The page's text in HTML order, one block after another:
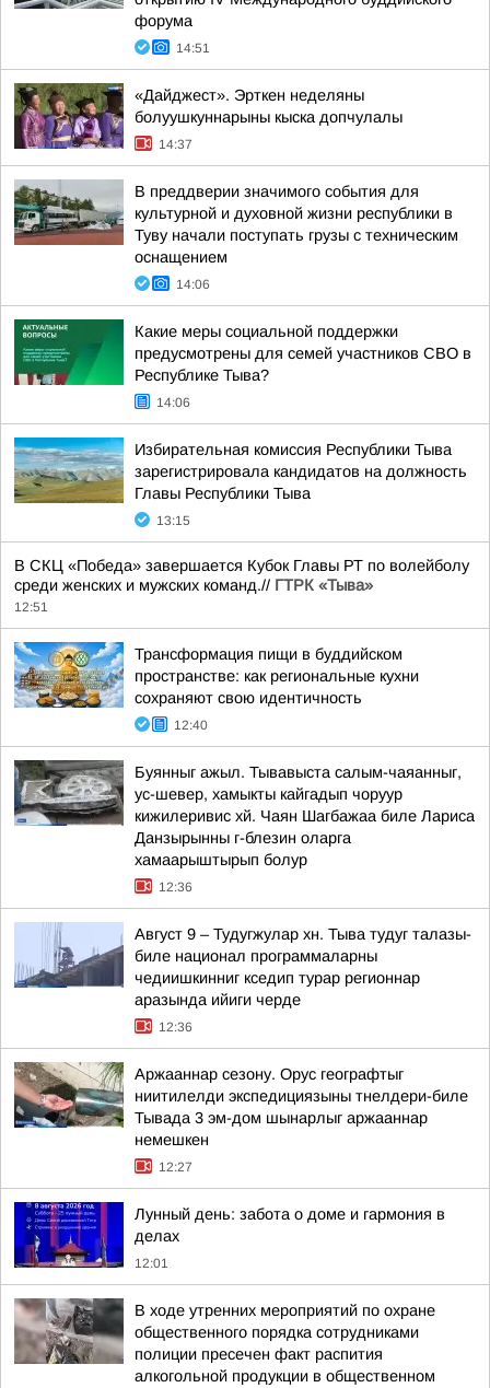
форума
14:51
«Дайджест». Эрткен неделяны
болуушкуннарыны кыска допчулалы
14:37
В преддверии значимого события для
культурной и духовной жизни республики в
Туву начали поступать грузы с техническим
оснащением
14:06
Какие меры социальной поддержки
предусмотрены для семей участников СВО в
Республике Тыва?
14:06
Избирательная комиссия Республики Тыва
зарегистрировала кандидатов на должность
Главы Республики Тыва
13:15
В СКЦ «Победа» завершается Кубок Главы РТ по волейболу
среди женских и мужских команд.// ГТРК «Тыва»
12:51
Трансформация пищи в буддийском
пространстве: как региональные кухни
сохраняют свою идентичность
12:40
Буянныг ажыл. Тывавыста салым-чаяанныг,
ус-шевер, хамыкты кайгадып чоруур
кижилеривис хй. Чаян Шагбажаа биле Лариса
Данзырынны г-блезин оларга
хамаарыштырып болур
12:36
Август 9 – Тудугжулар хн. Тыва тудуг талазы-
биле национал программаларны
чедиишкинниг кседип турар регионнар
аразында ийиги черде
12:36
Аржааннар сезону. Орус географтыг
ниитилелди экспедициязыны тнелдери-биле
Тывада 3 эм-дом шынарлыг аржааннар
немешкен
12:27
Лунный день: забота о доме и гармония в
делах
12:01
В ходе утренних мероприятий по охране
общественного порядка сотрудниками
полиции пресечен факт распития
алкогольной продукции в общественном